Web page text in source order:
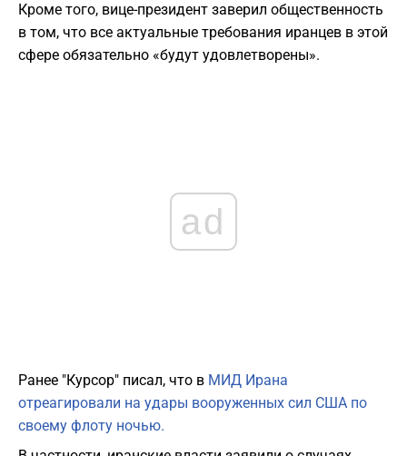
Кроме того, вице-президент заверил общественность
в том, что все актуальные требования иранцев в этой
сфере обязательно «будут удовлетворены».
ad
Ранее "Курсор" писал, что в МИД Ирана
отреагировали на удары вооруженных сил США по
своему флоту ночью.